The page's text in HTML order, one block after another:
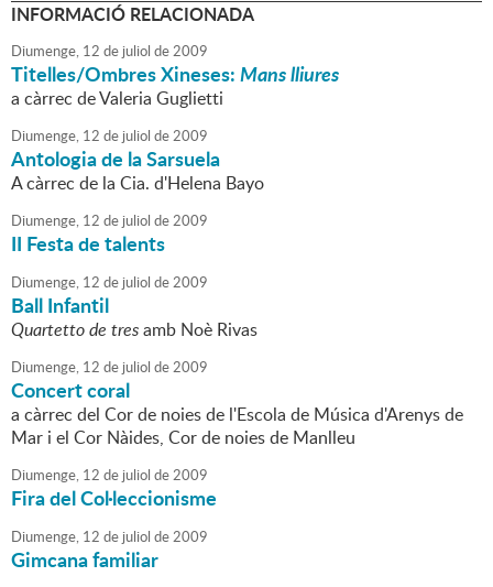
INFORMACIÓ RELACIONADA
Diumenge, 12 de juliol de2009
Titelles/Ombres Xineses:Mans lliures
a càrrec de Valeria Guglietti
Diumenge, 12 de juliol de2009
Antologia de la Sarsuela
A càrrec de la Cia. d'Helena Bayo
Diumenge, 12 de juliol de2009
II Festa de talents
Diumenge, 12 de juliol de2009
Ball Infantil
Quartetto de tresamb Noè Rivas
Diumenge, 12 de juliol de2009
Concert coral
a càrrec del Cor de noies de l'Escola de Música d'Arenys de
Mar i el Cor Nàides, Cor de noies de Manlleu
Diumenge, 12 de juliol de2009
Fira del Col·leccionisme
Diumenge, 12 de juliol de2009
Gimcana familiar